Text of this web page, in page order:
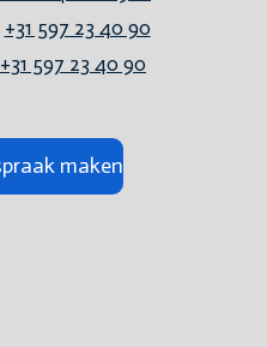
+31 597 23 40 90
+31 597 23 40 90
maken